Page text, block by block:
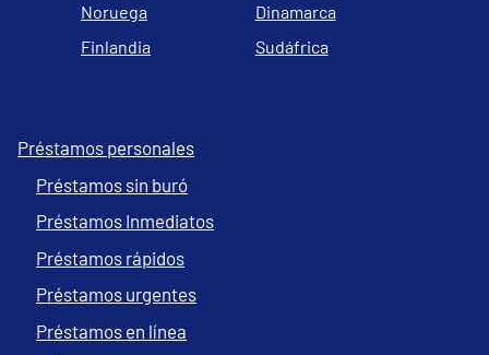
Noruega
Dinamarca
Finlandia
Sudáfrica
Préstamos personales
Préstamos sin buró
Préstamos Inmediatos
Préstamos rápidos
Préstamos urgentes
Préstamos en línea